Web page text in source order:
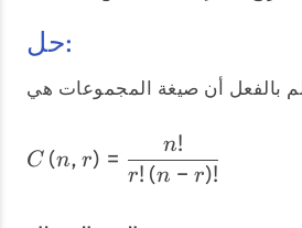
حل:
C (n, r) =
r! (n − r)!
n!